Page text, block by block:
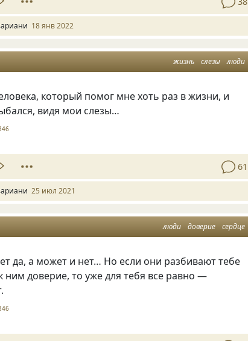
18 янв 2022
жизнь слезы люди
который помог мне хоть раз в жизни, и
видя мои слезы…
61
25 июл 2021
люди доверие сердце
да, а может и нет… Но если они разбивают тебе
ним доверие, то уже для тебя все равно —